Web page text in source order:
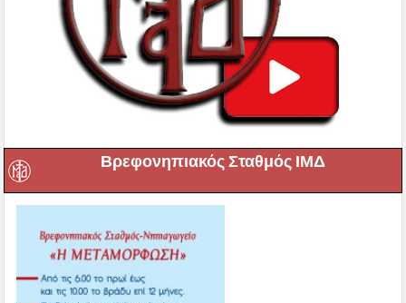
Βρεφονηπιακός Σταθμός ΙΜΔ